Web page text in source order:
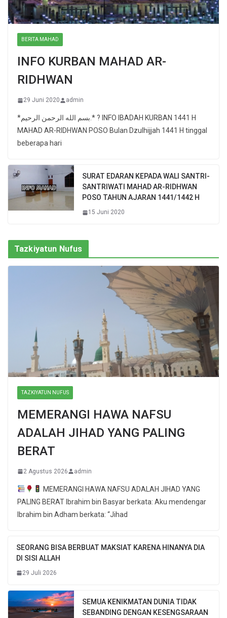
BERITA MAHAD
INFO KURBAN MAHAD AR-
RIDHWAN
29 Juni 2020 admin
*بسم الله الرحمن الرحيم.* ? INFO IBADAH KURBAN 1441 H
MAHAD AR-RIDHWAN POSO Bulan Dzulhijjah 1441 H tinggal
beberapa hari
SURAT EDARAN KEPADA WALI SANTRI-
SANTRIWATI MAHAD AR-RIDHWAN
POSO TAHUN AJARAN 1441/1442 H
15 Juni 2020
Tazkiyatun Nufus
TAZKIYATUN NUFUS
MEMERANGI HAWA NAFSU
ADALAH JIHAD YANG PALING
BERAT
2 Agustus 2026 admin
MEMERANGI HAWA NAFSU ADALAH JIHAD YANG
PALING BERAT Ibrahim bin Basyar berkata: Aku mendengar
Ibrahim bin Adham berkata: “Jihad
SEORANG BISA BERBUAT MAKSIAT KARENA HINANYA DIA
DI SISI ALLAH
29 Juli 2026
SEMUA KENIKMATAN DUNIA TIDAK
SEBANDING DENGAN KESENGSARAAN